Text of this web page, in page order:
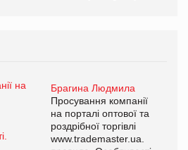
Брагина Людмила
Просування компанії
на порталі оптової та
роздрібної торгівлі
www.trademaster.ua.